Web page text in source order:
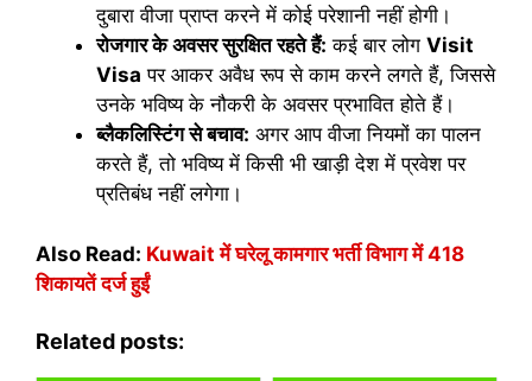
दुबारा वीजा प्राप्त करने में कोई परेशानी नहीं होगी।
रोजगार के अवसर सुरक्षित रहते हैं: कई बार लोग Visit
Visa पर आकर अवैध रूप से काम करने लगते हैं, जिससे
उनके भविष्य के नौकरी के अवसर प्रभावित होते हैं।
ब्लैकलिस्टिंग से बचाव: अगर आप वीजा नियमों का पालन
करते हैं, तो भविष्य में किसी भी खाड़ी देश में प्रवेश पर
प्रतिबंध नहीं लगेगा।
Also Read: Kuwait में घरेलू कामगार भर्ती विभाग में 418
शिकायतें दर्ज हुईं
Related posts: